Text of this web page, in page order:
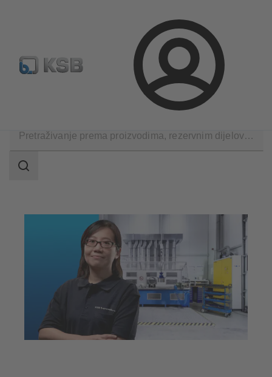
Prijava
Konfiguriraj proizvod Rezervni dijelovi – standardna
pretraživanja
Raspon